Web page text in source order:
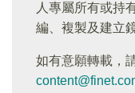
人專屬所有或持
編、複製及建立
如有意願轉載，